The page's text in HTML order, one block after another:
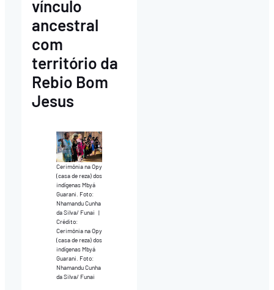
vínculo
ancestral
com
território da
Rebio Bom
Jesus
Cerimônia na Opy
(casa de reza) dos
indígenas Mbyá
Guarani. Foto:
Nhamandu Cunha
da Silva/ Funai |
Crédito:
Cerimônia na Opy
(casa de reza) dos
indígenas Mbyá
Guarani. Foto:
Nhamandu Cunha
da Silva/ Funai